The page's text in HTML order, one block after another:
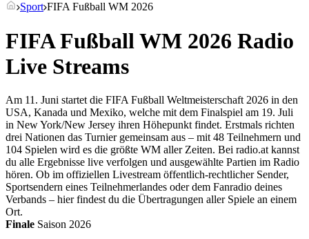
Sport FIFA Fußball WM 2026
FIFA Fußball WM 2026 Radio
Live Streams
Am 11. Juni startet die FIFA Fußball Weltmeisterschaft 2026 in den
USA, Kanada und Mexiko, welche mit dem Finalspiel am 19. Juli
in New York/New Jersey ihren Höhepunkt findet. Erstmals richten
drei Nationen das Turnier gemeinsam aus – mit 48 Teilnehmern und
104 Spielen wird es die größte WM aller Zeiten. Bei radio.at kannst
du alle Ergebnisse live verfolgen und ausgewählte Partien im Radio
hören. Ob im offiziellen Livestream öffentlich-rechtlicher Sender,
Sportsendern eines Teilnehmerlandes oder dem Fanradio deines
Verbands – hier findest du die Übertragungen aller Spiele an einem
Ort.
Finale Saison 2026